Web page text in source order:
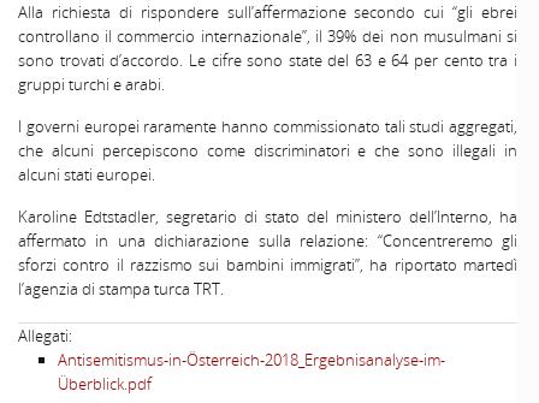
Alla richiesta di rispondere sull’affermazione secondo cui “gli ebrei
controllano il commercio internazionale”, il 39% dei non musulmani si
sono trovati d’accordo. Le cifre sono state del 63 e 64 per cento tra i
gruppi turchi e arabi.
I governi europei raramente hanno commissionato tali studi aggregati,
che alcuni percepiscono come discriminatori e che sono illegali in
alcuni stati europei.
Karoline Edtstadler, segretario di stato del ministero dell’Interno, ha
affermato in una dichiarazione sulla relazione: “Concentreremo gli
sforzi contro il razzismo sui bambini immigrati”, ha riportato martedì
l’agenzia di stampa turca TRT.
Allegati:
Antisemitismus-in-Österreich-2018_Ergebnisanalyse-im-
Überblick.pdf